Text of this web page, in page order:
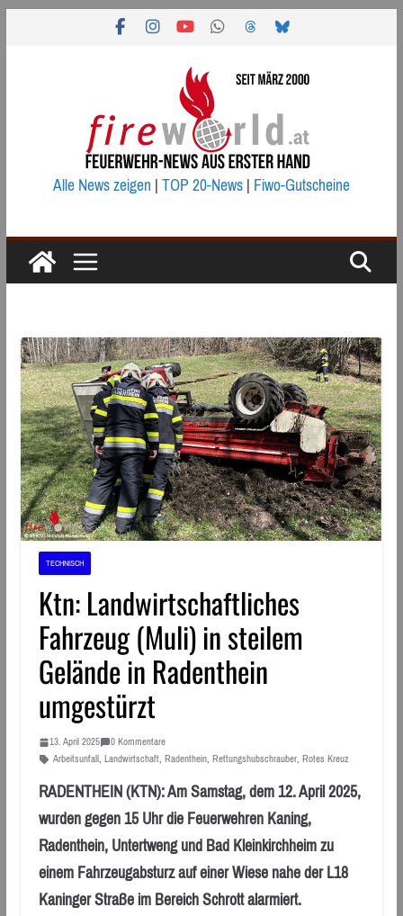
Alle News zeigen|TOP 20-News|Fiwo-Gutscheine
TECHNISCH
Ktn: Landwirtschaftliches
Fahrzeug (Muli) in steilem
Gelände in Radenthein
umgestürzt
13. April 2025
0 Kommentare
Arbeitsunfall, Landwirtschaft, Radenthein, Rettungshubschrauber, Rotes Kreuz
RADENTHEIN (KTN): Am Samstag, dem 12. April 2025,
wurden gegen 15 Uhr die Feuerwehren Kaning,
Radenthein, Untertweng und Bad Kleinkirchheim zu
einem Fahrzeugabsturz auf einer Wiese nahe der L18
Kaninger Straße im Bereich Schrott alarmiert.